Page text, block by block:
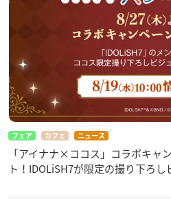
フェア カフェ ニュース
「アイナナ×ココス」コラボキャ
ト！IDOLiSH7が限定の撮り下ろ